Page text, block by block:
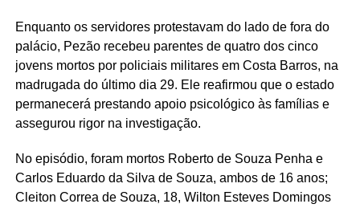
Enquanto os servidores protestavam do lado de fora do
palácio, Pezão recebeu parentes de quatro dos cinco
jovens mortos por policiais militares em Costa Barros, na
madrugada do último dia 29. Ele reafirmou que o estado
permanecerá prestando apoio psicológico às famílias e
assegurou rigor na investigação.
No episódio, foram mortos Roberto de Souza Penha e
Carlos Eduardo da Silva de Souza, ambos de 16 anos;
Cleiton Correa de Souza, 18, Wilton Esteves Domingos